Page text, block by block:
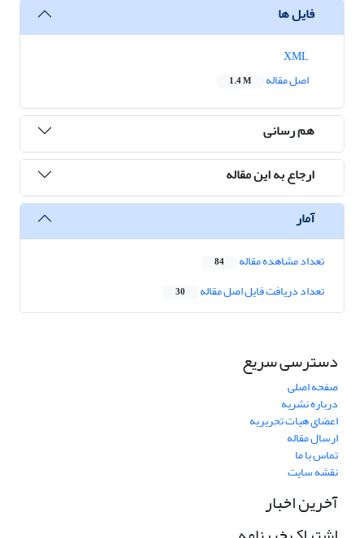
فایل ها
اصل مقاله
1.4 M
هم رسانی
ارجاع به این مقاله
آمار
تعداد مشاهده مقاله 84
تعداد دریافت فایل اصل مقاله 30
دسترسی سریع
صفحه اصلی
درباره نشریه
اعضای هیات تحریریه
ارسال مقاله
تماس با ما
نقشه سایت
آخرین اخبار